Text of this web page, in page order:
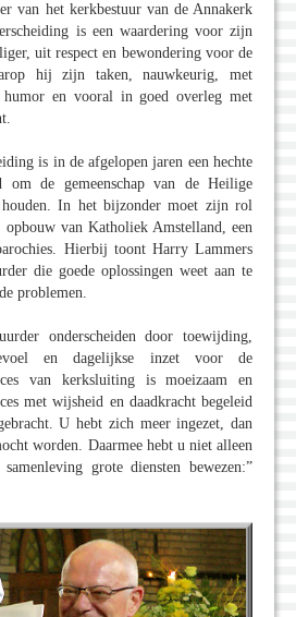
van het kerkbestuur van de Annakerk
is een waardering voor zijn
uit respect en bewondering voor de
hij zijn taken, nauwkeurig, met
humor en vooral in goed overleg met
is in de afgelopen jaren een hechte
om de gemeenschap van de Heilige
In het bijzonder moet zijn rol
van Katholiek Amstelland, een
Hierbij toont Harry Lammers
die goede oplossingen weet aan te
problemen.
onderscheiden door toewijding,
en dagelijkse inzet voor de
van kerksluiting is moeizaam en
met wijsheid en daadkracht begeleid
U hebt zich meer ingezet, dan
worden. Daarmee hebt u niet alleen
grote diensten bewezen:”